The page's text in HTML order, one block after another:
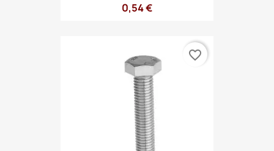
0,54 €
favorite_border